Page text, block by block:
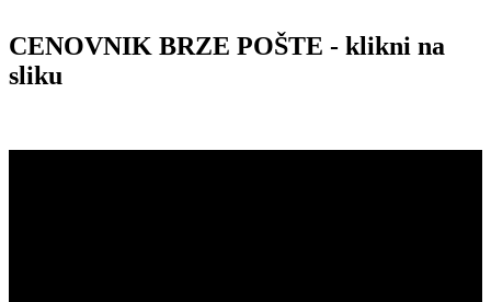
CENOVNIK BRZE POŠTE - klikni na
sliku